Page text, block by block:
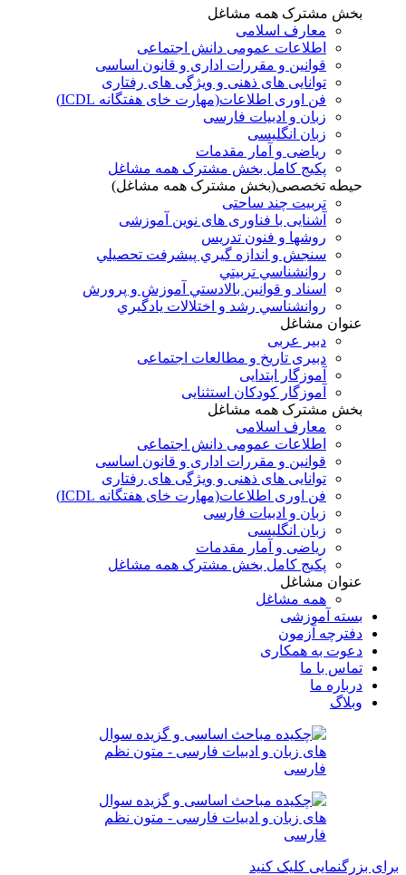
بخش مشترک همه مشاغل
معارف اسلامی
اطلاعات عمومی دانش اجتماعی
قوانین و مقررات اداری و قانون اساسی
توانایی های ذهنی و ویژگی های رفتاری
فن اوری اطلاعات(مهارت خای هفتگانه ICDL)
زبان و ادبیات فارسی
زبان انگلیسی
ریاضی و آمار مقدمات
پکیج کامل بخش مشترک همه مشاغل
حیطه تخصصی(بخش مشترک همه مشاغل)
تربیت چند ساحتی
آشنایی با فناوری های نوین آموزشی
روشها و فنون تدريس
سنجش و اندازه گيري پيشرفت تحصيلي
روانشناسي تربيتي
اسناد و قوانين بالادستي آموزش و پرورش
روانشناسي رشد و اختلالات يادگيري
عنوان مشاغل
دبير عربی
دبیری تاریخ و مطالعات اجتماعی
آموزگار ابتدایی
آموزگار کودکان استثنایی
بخش مشترک همه مشاغل
معارف اسلامی
اطلاعات عمومی دانش اجتماعی
قوانین و مقررات اداری و قانون اساسی
توانایی های ذهنی و ویژگی های رفتاری
فن اوری اطلاعات(مهارت خای هفتگانه ICDL)
زبان و ادبیات فارسی
زبان انگلیسی
ریاضی و آمار مقدمات
پکیج کامل بخش مشترک همه مشاغل
عنوان مشاغل
همه مشاغل
بسته آموزشی
دفترچه آزمون
دعوت به همکاری
تماس با ما
درباره ما
وبلاگ
برای بزرگنمایی کلیک کنید